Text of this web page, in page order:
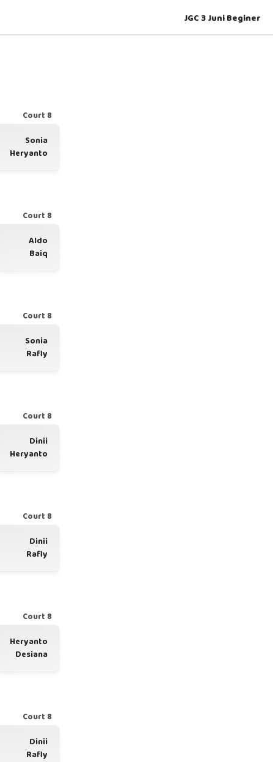
JGC 3 Juni Beginer
Court 8
Sonia
Heryanto
Court 8
Aldo
Baiq
Court 8
Sonia
Rafly
Court 8
Dinii
Heryanto
Court 8
Dinii
Rafly
Court 8
Heryanto
Desiana
Court 8
Dinii
Rafly